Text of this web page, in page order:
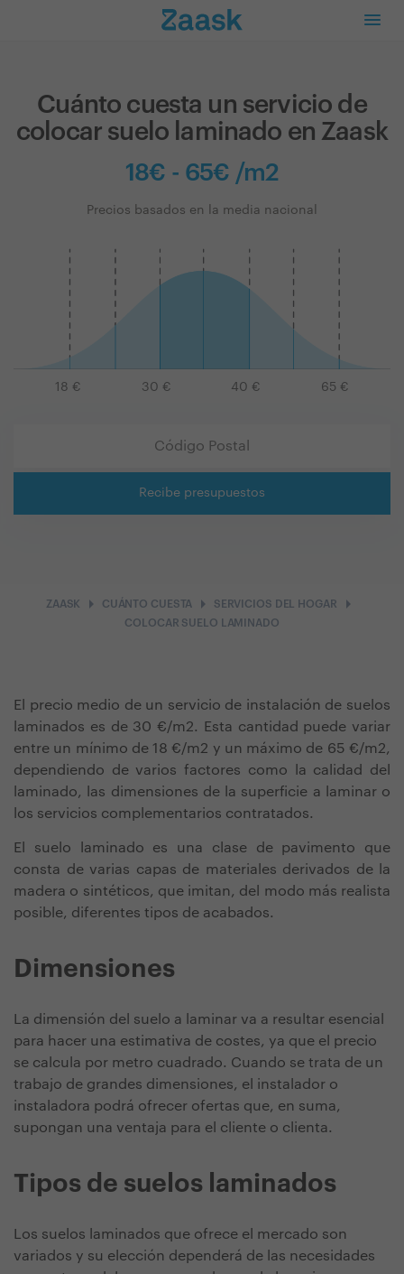
Cuánto cuesta un servicio de
colocar suelo laminado en Zaask
18€ - 65€ /m2
Precios basados en la media nacional
18 € 30 € 40 € 65 €
Recibe presupuestos
ZAASK arrow_right CUÁNTO CUESTA arrow_right SERVICIOS DEL HOGAR arrow_right
COLOCAR SUELO LAMINADO
El precio medio de un servicio de instalación de suelos
laminados es de 30 €/m2. Esta cantidad puede variar
entre un mínimo de 18 €/m2 y un máximo de 65 €/m2,
dependiendo de varios factores como la calidad del
laminado, las dimensiones de la superficie a laminar o
los servicios complementarios contratados.
El suelo laminado es una clase de pavimento que
consta de varias capas de materiales derivados de la
madera o sintéticos, que imitan, del modo más realista
posible, diferentes tipos de acabados.
Dimensiones
La dimensión del suelo a laminar va a resultar esencial
para hacer una estimativa de costes, ya que el precio
se calcula por metro cuadrado. Cuando se trata de un
trabajo de grandes dimensiones, el instalador o
instaladora podrá ofrecer ofertas que, en suma,
supongan una ventaja para el cliente o clienta.
Tipos de suelos laminados
Los suelos laminados que ofrece el mercado son
variados y su elección dependerá de las necesidades